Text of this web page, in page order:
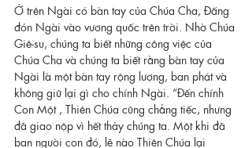
Ở trên Ngài có bàn tay của Chúa Cha, Đấng
đón Ngài vào vương quốc trên trời. Nhờ Chúa
Giê-su, chúng ta biết những công việc của
Chúa Cha và chúng ta biết rằng bàn tay của
Ngài là một bàn tay rộng lượng, ban phát và
không giữ lại gì cho chính Ngài. “Đến chính
Con Một , Thiên Chúa cũng chẳng tiếc, nhưng
đã giao nộp vì hết thảy chúng ta. Một khi đã
ban người con đó, lẽ nào Thiên Chúa lại